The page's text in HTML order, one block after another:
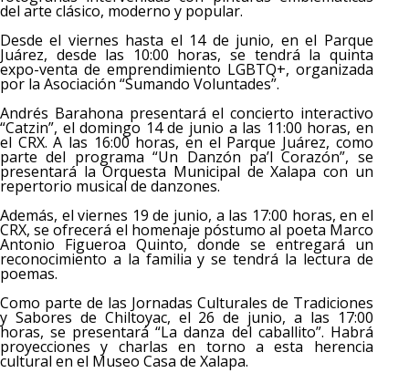
del arte clásico, moderno y popular.
Desde el viernes hasta el 14 de junio, en el Parque
Juárez, desde las 10:00 horas, se tendrá la quinta
expo-venta de emprendimiento LGBTQ+, organizada
por la Asociación “Sumando Voluntades”.
Andrés Barahona presentará el concierto interactivo
“Catzin”, el domingo 14 de junio a las 11:00 horas, en
el CRX. A las 16:00 horas, en el Parque Juárez, como
parte del programa “Un Danzón pa’l Corazón”, se
presentará la Orquesta Municipal de Xalapa con un
repertorio musical de danzones.
Además, el viernes 19 de junio, a las 17:00 horas, en el
CRX, se ofrecerá el homenaje póstumo al poeta Marco
Antonio Figueroa Quinto, donde se entregará un
reconocimiento a la familia y se tendrá la lectura de
poemas.
Como parte de las Jornadas Culturales de Tradiciones
y Sabores de Chiltoyac, el 26 de junio, a las 17:00
horas, se presentará “La danza del caballito”. Habrá
proyecciones y charlas en torno a esta herencia
cultural en el Museo Casa de Xalapa.